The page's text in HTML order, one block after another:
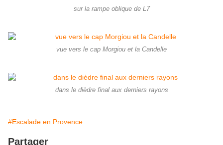
sur la rampe oblique de L7
vue vers le cap Morgiou et la Candelle
dans le dièdre final aux derniers rayons
#Escalade en Provence
Partager